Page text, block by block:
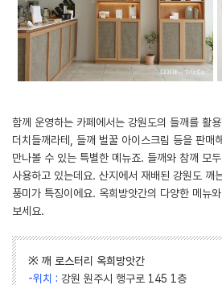
함께 운영하는 카페에서는 강원도의 들깨를 활용
더치들깨라테, 들깨 벌꿀 아이스크림 등을 판매
만나볼 수 있는 특별한 메뉴죠. 들깨와 참깨 모
사용하고 있는데요. 산지에서 재배된 강원도 깨
풍미가 특징이에요. 옥희방앗간의 다양한 메뉴
보세요.
※ 깨 로스터리 옥희방앗간
-위치 : 강원 원주시 행구로 145 1층